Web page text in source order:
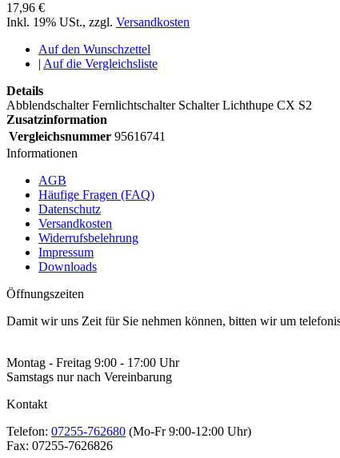
17,96 €
Inkl. 19% USt., zzgl. Versandkosten
Auf den Wunschzettel
| Auf die Vergleichsliste
Details
Abblendschalter Fernlichtschalter Schalter Lichthupe CX S2
Zusatzinformation
Vergleichsnummer 95616741
Informationen
AGB
Häufige Fragen (FAQ)
Datenschutz
Versandkosten
Widerrufsbelehrung
Impressum
Downloads
Öffnungszeiten
Damit wir uns Zeit für Sie nehmen können, bitten wir um
Montag - Freitag 9:00 - 17:00 Uhr
Samstags nur nach Vereinbarung
Kontakt
Telefon: 07255-762680 (Mo-Fr 9:00-12:00 Uhr)
Fax: 07255-7626826